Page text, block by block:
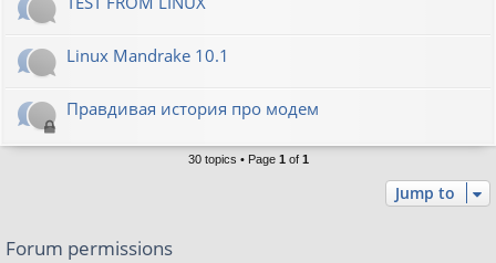
Linux Mandrake 10.1
Правдивая история про модем
30 topics • Page 1 of 1
Jump to
Forum permissions